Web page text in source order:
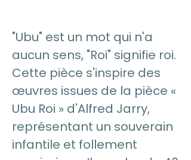
"Ubu" est un mot qui n'a
aucun sens, "Roi" signifie roi.
Cette pièce s'inspire des
œuvres issues de la pièce «
Ubu Roi » d'Alfred Jarry,
représentant un souverain
infantile et follement